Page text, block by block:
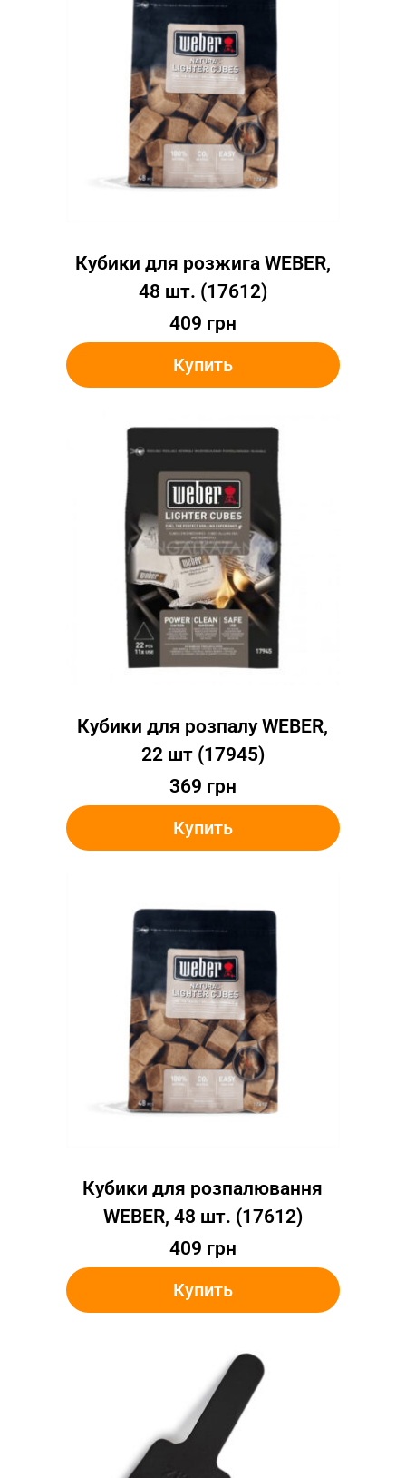
Кубики для розжига WEBER,
48 шт. (17612)
409 грн
Купить
Кубики для розпалу WEBER,
22 шт (17945)
369 грн
Купить
Кубики для розпалювання
WEBER, 48 шт. (17612)
409 грн
Купить